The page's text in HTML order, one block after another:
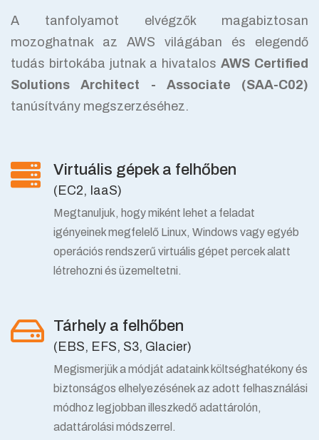
A tanfolyamot elvégzők magabiztosan
mozoghatnak az AWS világában és elegendő
tudás birtokába jutnak a hivatalos AWS Certified
Solutions Architect - Associate (SAA-C02)
tanúsítvány megszerzéséhez.
Virtuális gépek a felhőben
(EC2, IaaS)
Megtanuljuk, hogy miként lehet a feladat
igényeinek megfelelő Linux, Windows vagy egyéb
operációs rendszerű virtuális gépet percek alatt
létrehozni és üzemeltetni.
Tárhely a felhőben
(EBS, EFS, S3, Glacier)
Megismerjük a módját adataink költséghatékony és
biztonságos elhelyezésének az adott felhasználási
módhoz legjobban illeszkedő adattárolón,
adattárolási módszerrel.